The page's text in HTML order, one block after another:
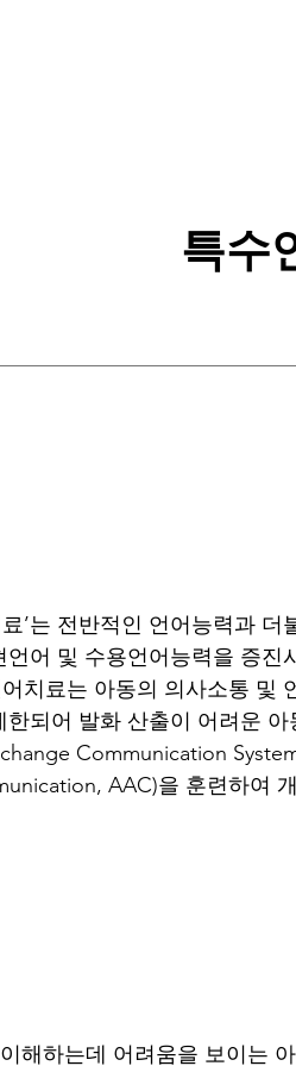
특수
’는 전반적인 언어능력과
언어 및 수용언어능력을 증
치료는 아동의 의사소통 및
한되어 발화 산출이 어려운
Communication
AAC)을 훈련하여
해하는데 어려움을 보이는